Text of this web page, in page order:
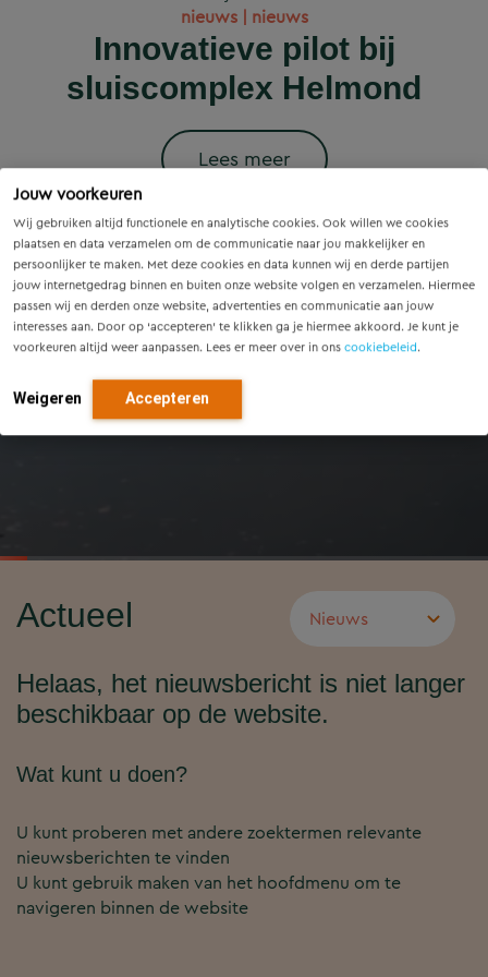
Jouw voorkeuren
Wij gebruiken altijd functionele en analytische cookies. Ook willen we cookies
plaatsen en data verzamelen om de communicatie naar jou makkelijker en
persoonlijker te maken. Met deze cookies en data kunnen wij en derde partijen
jouw internetgedrag binnen en buiten onze website volgen en verzamelen. Hiermee
passen wij en derden onze website, advertenties en communicatie aan jouw
interesses aan. Door op ‘accepteren’ te klikken ga je hiermee akkoord. Je kunt je
voorkeuren altijd weer aanpassen. Lees er meer over in ons cookiebeleid.
Weigeren Accepteren
woningbouwprojecten
krijgen straks
voorrang op het
stroomnet?
Lees meer
nieuws | nieuws
Innovatieve pilot bij
sluiscomplex Helmond
Lees meer
Slim onderzoek
voorkomt onnodige
vervanging van
Eindhovense tunnel
Voorzieningenscan
Drenthe: inzicht voor
vandaag, richting voor
morgen
Wet versterking regie
volkshuisvesting in
werking: wat betekent
dit voor gemeenten?
Actueel
Helaas, het nieuwsbericht is niet langer
beschikbaar op de website.
Wat kunt u doen?
U kunt proberen met andere zoektermen relevante
nieuwsberichten te vinden
U kunt gebruik maken van het hoofdmenu om te
navigeren binnen de website